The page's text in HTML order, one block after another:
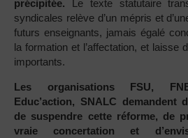
précipitée. Le texte statutaire
syndicales relève d’un mépris et
futurs enseignants, jamais égalé
la formation et l’affectation, et laisse
importants.
Les organisations FSU,
Educ’action, SNALC demandent
de suspendre cette réforme, de
vraie concertation et